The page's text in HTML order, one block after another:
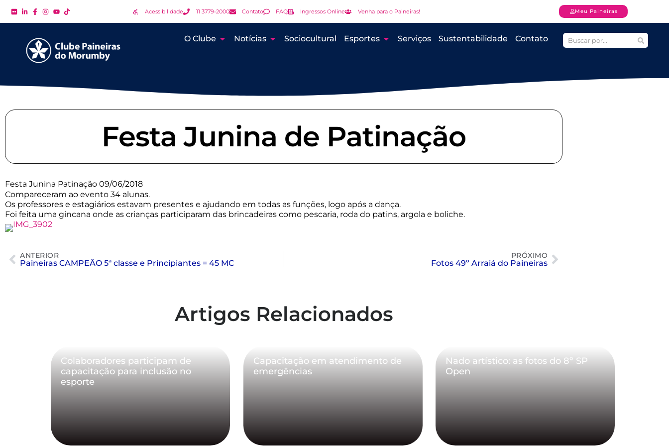
Acessibilidade 11 3779-2000 Contato FAQ Ingressos Online Venha para o Paineiras! Meu Paineiras
O Clube Notícias Sociocultural Esportes Serviços Sustentabilidade Contato
Festa Junina de Patinação
Festa Junina Patinação 09/06/2018
Compareceram ao evento 34 alunas.
Os professores e estagiários estavam presentes e ajudando em todas as funções, logo após a dança.
Foi feita uma gincana onde as crianças participaram das brincadeiras como pescaria, roda do patins, argola e boliche.
ANTERIOR
Paineiras CAMPEÃO 5ª classe e Principiantes = 45 MC
PRÓXIMO
Fotos 49º Arraiá do Paineiras
Artigos Relacionados
Colaboradores participam de
capacitação para inclusão no
esporte
Capacitação em atendimento de
emergências
Nado artístico: as fotos do 8º SP
Open